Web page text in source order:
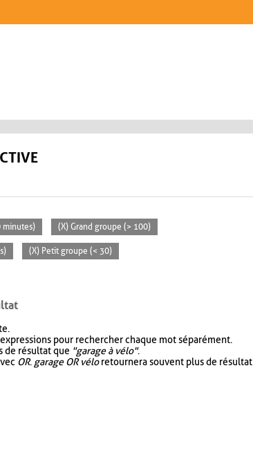
minutes) (X) Grand groupe (> 100)
(X) Petit groupe (< 30)
pour rechercher chaque mot séparément.
de résultat que "garage à vélo".
OR. garage OR véloretournera souvent plus de résultat